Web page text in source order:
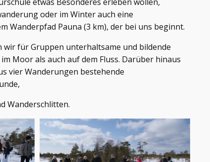
oder im Winter auch eine
Wanderpfad Pauna (3 km), der bei uns beginnt.
für Gruppen unterhaltsame und bildende
Moor als auch auf dem Fluss. Darüber hinaus
vier Wanderungen bestehende
Wanderschlitten.